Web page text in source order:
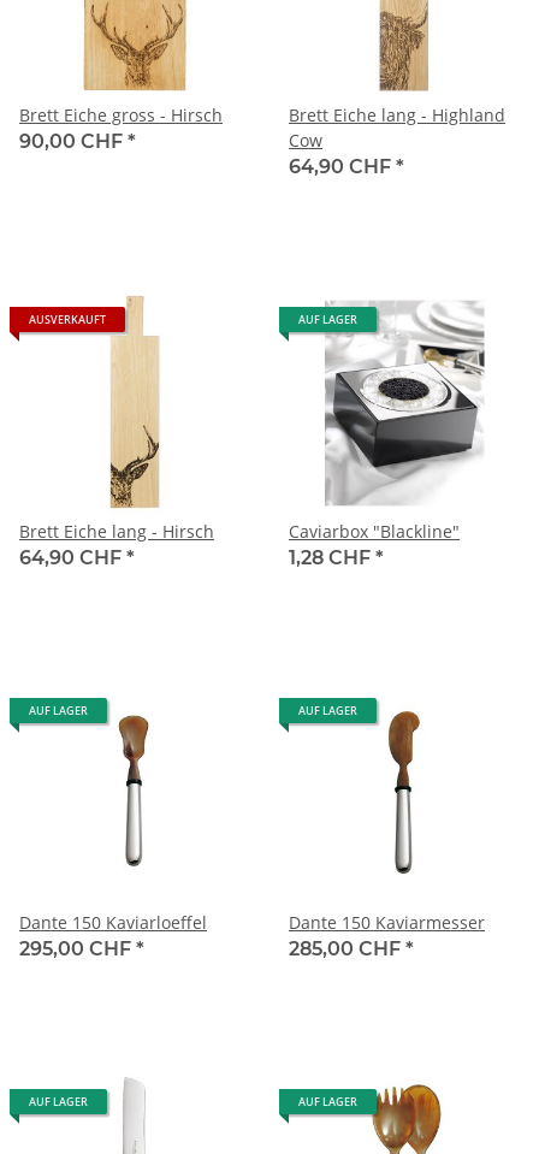
Brett Eiche gross - Hirsch
90,00 CHF *
Brett Eiche lang - Highland
Cow
64,90 CHF *
AUSVERKAUFT
Brett Eiche lang - Hirsch
64,90 CHF *
AUF LAGER
Caviarbox "Blackline"
1,28 CHF *
AUF LAGER
Dante 150 Kaviarloeffel
295,00 CHF *
AUF LAGER
Dante 150 Kaviarmesser
285,00 CHF *
AUF LAGER AUF LAGER